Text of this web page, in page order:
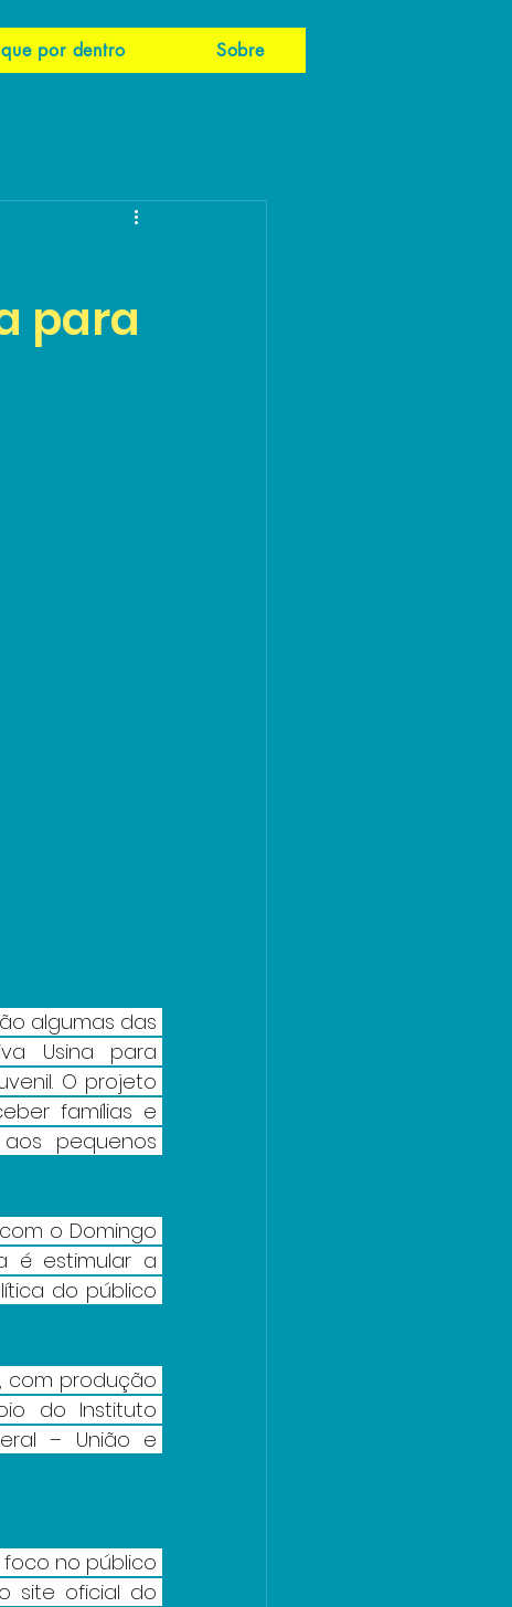
por dentro Sobre
para
algumas das
Usina para
O projeto
famílias e
pequenos
o Domingo
é estimular a
do público
com produção
do Instituto
– União e
no público
site oficial do